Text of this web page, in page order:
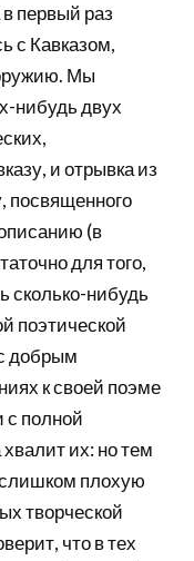
первый раз
с Кавказом,
Мы
нибудь двух
и отрывка из
посвященного
(в
для того,
сколько-нибудь
поэтической
добрым
к своей поэме
с полной
их: но тем
слишком плохую
творческой
что в тех